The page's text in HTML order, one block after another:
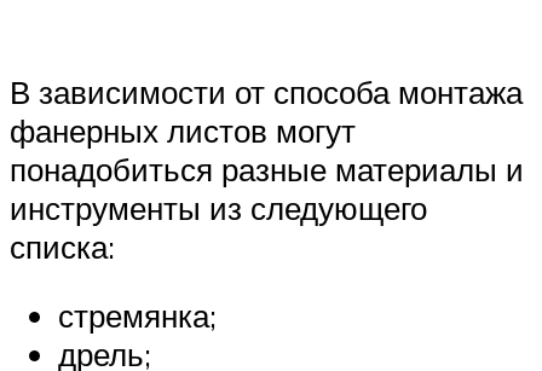
В зависимости от способа монтажа
фанерных листов могут
понадобиться разные материалы и
инструменты из следующего
списка:
стремянка;
дрель;